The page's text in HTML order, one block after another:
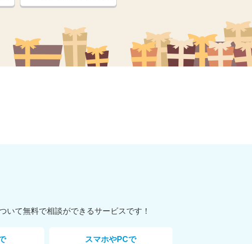
て無料で相談ができるサービスです！
スマホやPCで